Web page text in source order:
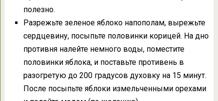
полезно.
Разрежьте зеленое яблоко напополам, вырежьте
сердцевину, посыпьте половинки корицей. На дно
противня налейте немного воды, поместите
половинки яблока, и поставьте противень в
разогретую до 200 градусов духовку на 15 минут.
После посыпьте яблоки измельченными орехами